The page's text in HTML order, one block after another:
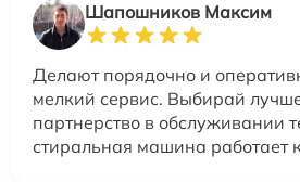
Шапошников Максим
Делают порядочно и
мелкий сервис. Выбирай
партнерство в обслуживании
стиральная машина работает